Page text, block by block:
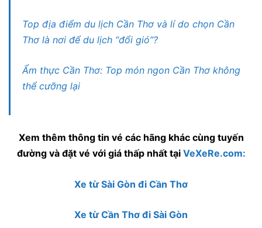
Top địa điểm du lịch Cần Thơ và lí do chọn Cần
Thơ là nơi để du lịch “đổi gió”?
Ẩm thực Cần Thơ: Top món ngon Cần Thơ không
thể cưỡng lại
Xem thêm thông tin vé các hãng khác cùng tuyến
đường và đặt vé với giá thấp nhất tại VeXeRe.com:
Xe từ Sài Gòn đi Cần Thơ
Xe từ Cần Thơ đi Sài Gòn